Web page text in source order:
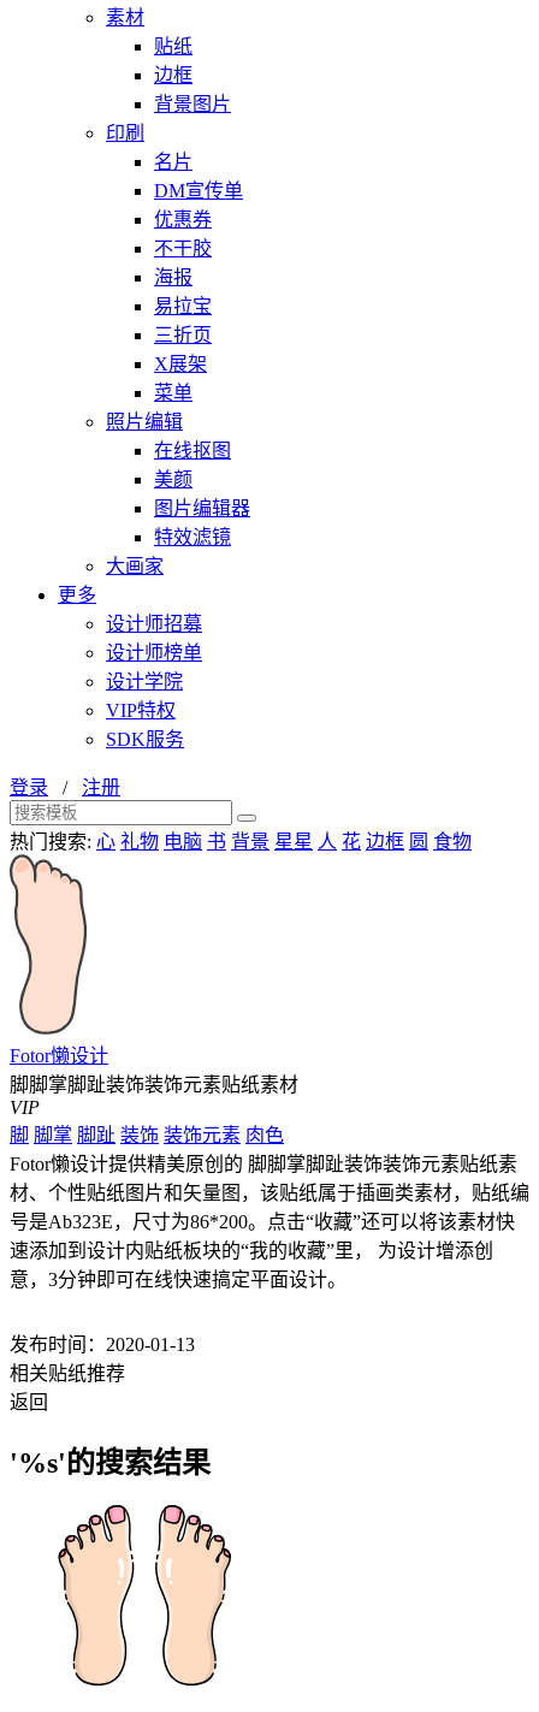
素材
贴纸
边框
背景图片
印刷
名片
DM宣传单
优惠券
不干胶
海报
易拉宝
三折页
X展架
菜单
照片编辑
在线抠图
美颜
图片编辑器
特效滤镜
大画家
更多
设计师招募
设计师榜单
设计学院
VIP特权
SDK服务
登录 / 注册
热门搜索: 心 礼物 电脑 书 背景 星星 人 花 边框 圆 食物
Fotor懒设计
脚脚掌脚趾装饰装饰元素贴纸素材
VIP
脚 脚掌 脚趾 装饰 装饰元素 肉色
Fotor懒设计提供精美原创的 脚脚掌脚趾装饰装饰元素贴纸素
材、个性贴纸图片和矢量图，该贴纸属于插画类素材，贴纸编
号是Ab323E，尺寸为86*200。点击“收藏”还可以将该素材快
速添加到设计内贴纸板块的“我的收藏”里， 为设计增添创
意，3分钟即可在线快速搞定平面设计。
发布时间：2020-01-13
相关贴纸推荐
返回
'%s'的搜索结果